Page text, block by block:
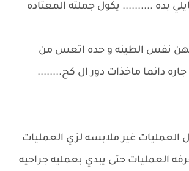
بده .......... يكول جملته المعتاده
نفس الطينه و حده اتعس من
جاره دائما ماخذات دور ال كح........
العمليات غير ملابسه لزي العمليات
العمليات حتى يبدي بعمليه جراحيه